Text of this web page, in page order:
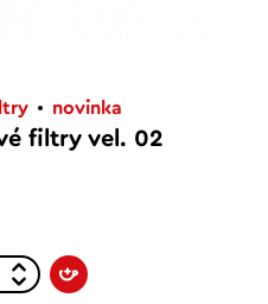
novinka
filtry vel. 02